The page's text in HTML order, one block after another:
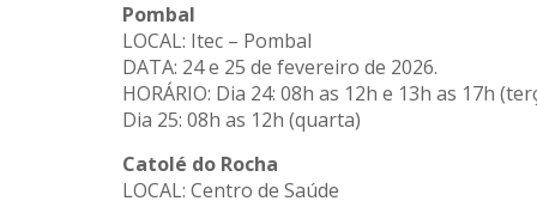
Pombal
LOCAL: Itec – Pombal
DATA: 24 e 25 de fevereiro de 2026.
HORÁRIO: Dia 24: 08h as 12h e 13h as 17h
Dia 25: 08h as 12h (quarta)
Catolé do Rocha
LOCAL: Centro de Saúde